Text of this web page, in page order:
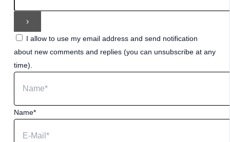
I allow to use my email address and send notification
about new comments and replies (you can unsubscribe at any
time).
Name*